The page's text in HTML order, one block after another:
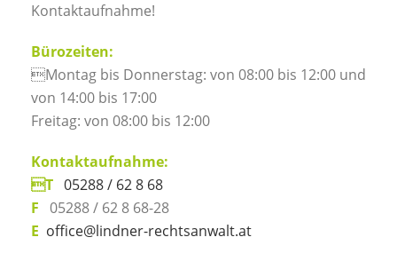
Kontaktaufnahme!
Bürozeiten:
Montag bis Donnerstag: von 08:00 bis 12:00 und
von 14:00 bis 17:00
Freitag: von 08:00 bis 12:00
Kontaktaufnahme:
T 05288 / 62 8 68
F 05288 / 62 8 68-28
E office@lindner-rechtsanwalt.at